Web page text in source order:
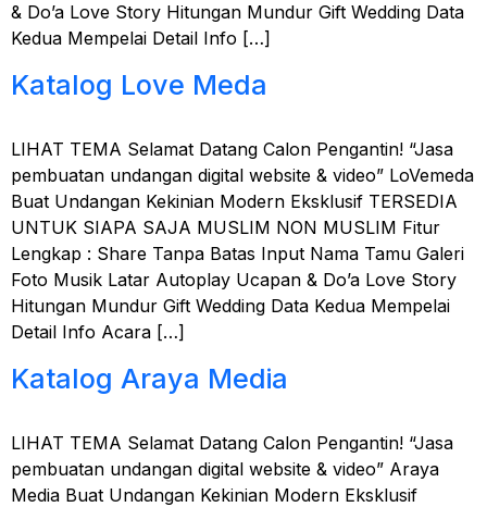
& Do’a Love Story Hitungan Mundur Gift Wedding Data
Kedua Mempelai Detail Info […]
Katalog Love Meda
LIHAT TEMA Selamat Datang Calon Pengantin! “Jasa
pembuatan undangan digital website & video” LoVemeda
Buat Undangan Kekinian Modern Eksklusif TERSEDIA
UNTUK SIAPA SAJA MUSLIM NON MUSLIM Fitur
Lengkap : Share Tanpa Batas Input Nama Tamu Galeri
Foto Musik Latar Autoplay Ucapan & Do’a Love Story
Hitungan Mundur Gift Wedding Data Kedua Mempelai
Detail Info Acara […]
Katalog Araya Media
LIHAT TEMA Selamat Datang Calon Pengantin! “Jasa
pembuatan undangan digital website & video” Araya
Media Buat Undangan Kekinian Modern Eksklusif